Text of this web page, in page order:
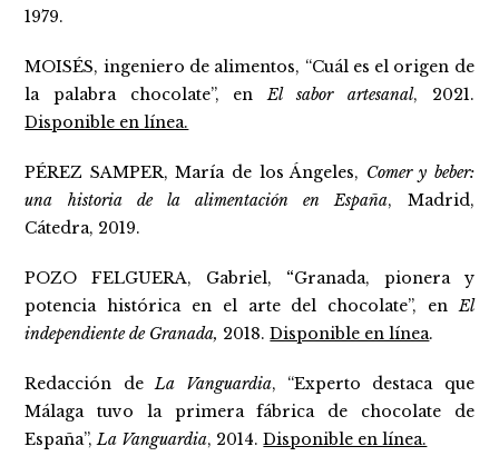
1979.
MOISÉS, ingeniero de alimentos, “Cuál es el origen de
la palabra chocolate”, enEl sabor artesanal, 2021.
Disponible en línea.
PÉREZ SAMPER, María de los Ángeles, Comer y beber:
una historia de la alimentación en España, Madrid,
Cátedra, 2019.
POZO FELGUERA, Gabriel, “Granada, pionera y
potencia histórica en el arte del chocolate”, enEl
independiente de Granada, 2018.Disponible en línea.
Redacción deLa Vanguardia, “Experto destaca que
Málaga tuvo la primera fábrica de chocolate de
España”,La Vanguardia, 2014.Disponible en línea.